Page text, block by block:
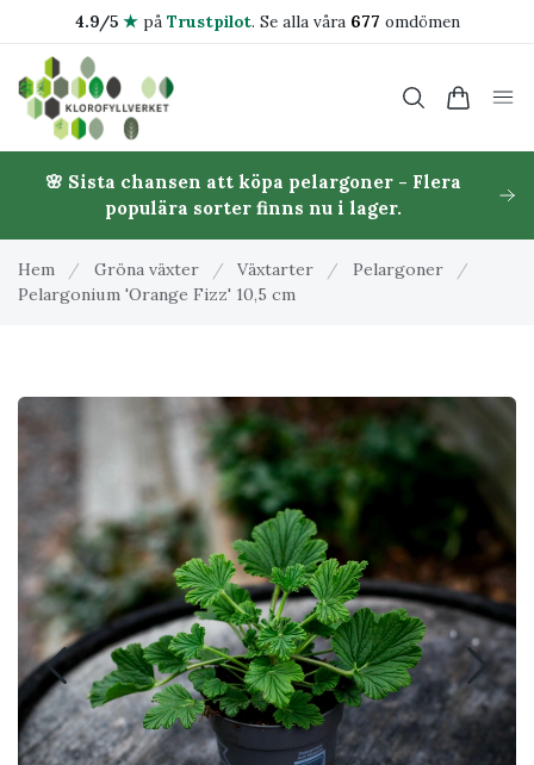
4.9/5 ★på Trustpilot. Se alla våra 677 omdömen
🌸 Sista chansen att köpa pelargoner - Flera
populära sorter finns nu i lager.
Hem / Gröna växter / Växtarter / Pelargoner
/
Pelargonium 'Orange Fizz' 10,5 cm